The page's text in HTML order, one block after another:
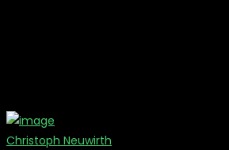
Christoph Neuwirth